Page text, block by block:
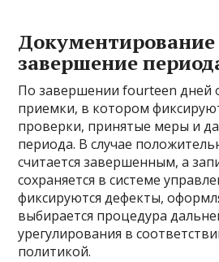
Документирование
завершение
По завершении fourteen дней
приемки, в котором
проверки, принятые меры и
периода. В случае
считается завершенным, а
сохраняется в системе
фиксируются дефекты,
выбирается процедура
урегулирования в
политикой.